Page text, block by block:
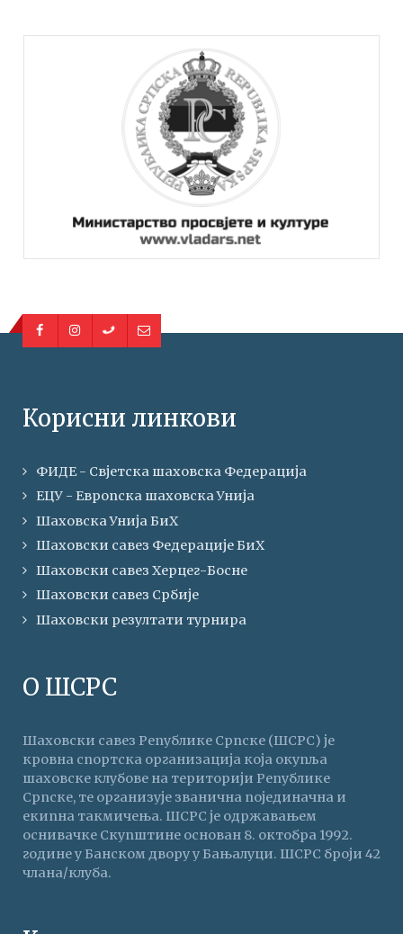
Корисни линкови
ФИДЕ - Свјетска шаховска Федерација
ЕЦУ - Европска шаховска Унија
Шаховска Унија БиХ
Шаховски савез Федерације БиХ
Шаховски савез Херцег-Босне
Шаховски савез Србије
Шаховски резултати турнира
О ШСРС
Шаховски савез Републике Српске (ШСРС) је
кровна спортска организација која окупља
шаховске клубове на територији Републике
Српске, те организује званична појединачна и
екипна такмичења. ШСРС је одржавањем
оснивачке Скупштине основан 8. октобра 1992.
године у Банском двору у Бањалуци. ШСРС броји 42
члана/клуба.